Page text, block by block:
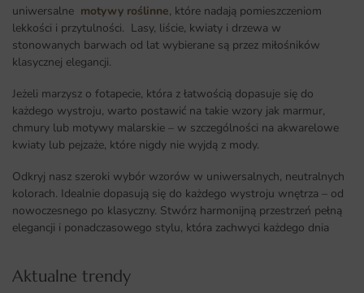
uniwersalne motywy roślinne, które nadają pomieszczeniom
lekkości i przytulności. Lasy, liście, kwiaty i drzewa w
stonowanych barwach od lat wybierane są przez miłośników
klasycznej elegancji.
Jeżeli marzysz o fotapecie, która z łatwością dopasuje się do
każdego wystroju, warto postawić na takie wzory jak marmur,
chmury lub motywy malarskie – w szczególności na akwarelowe
kwiaty lub pejzaże, które nigdy nie wyjdą z mody.
Odkryj nasz szeroki wybór wzorów w uniwersalnych, neutralnych
kolorach. Idealnie dopasują się do każdego wystroju wnętrza – od
nowoczesnego po klasyczny. Stwórz harmonijną przestrzeń pełną
elegancji i ponadczasowego stylu, która zachwyci każdego dnia
Aktualne trendy​